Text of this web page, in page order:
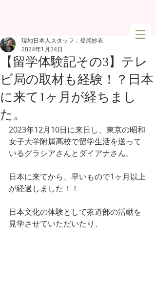
【留学体験記その3】テレ
ビ局の取材も経験！？日本
に来て1ヶ月が経ちまし
た。
現地日本人スタッフ：登尾紗衣
2024年1月24日
2023年12月10日に来日し、東京の昭和
女子大学附属高校で留学生活を送って
いるグラシアさんとダイアナさん。
日本に来てから、早いもので1ヶ月以上
が経過しました！！
日本文化の体験として茶道部の活動を
見学させていただいたり、